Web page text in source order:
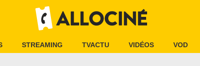
STREAMING TVACTU VIDÉOS VOD